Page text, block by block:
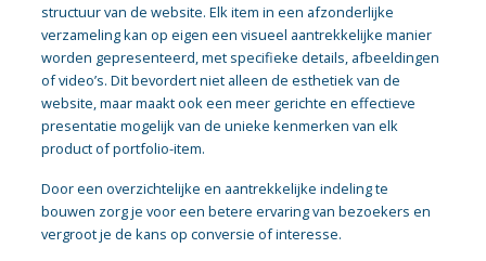
structuur van de website. Elk item in een afzonderlijke
verzameling kan op eigen een visueel aantrekkelijke manier
worden gepresenteerd, met specifieke details, afbeeldingen
of video’s. Dit bevordert niet alleen de esthetiek van de
website, maar maakt ook een meer gerichte en effectieve
presentatie mogelijk van de unieke kenmerken van elk
product of portfolio-item.
Door een overzichtelijke en aantrekkelijke indeling te
bouwen zorg je voor een betere ervaring van bezoekers en
vergroot je de kans op conversie of interesse.